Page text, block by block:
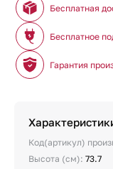
Бесплатная
Бесплатное
Гарантия
Код(артикул)
Высота (см): 73.7